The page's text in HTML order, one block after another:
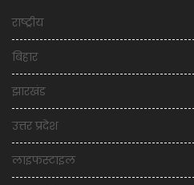
राष्ट्रीय
बिहार
झारखंड
उत्तर प्रदेश
लाइफस्टाइल